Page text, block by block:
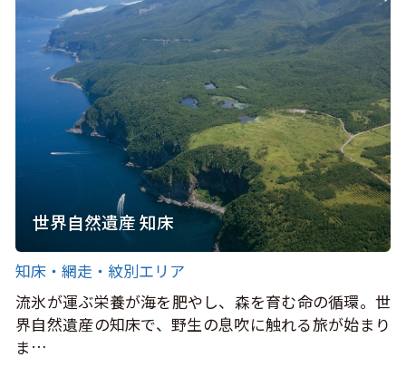
世界自然遺産 知床
知床・網走・紋別エリア
流氷が運ぶ栄養が海を肥やし、森を育む命の循環。世
界自然遺産の知床で、野生の息吹に触れる旅が始まり
ま…